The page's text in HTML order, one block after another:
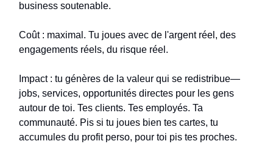
business soutenable.
Coût : maximal. Tu joues avec de l'argent réel, des
engagements réels, du risque réel.
Impact : tu génères de la valeur qui se redistribue—
jobs, services, opportunités directes pour les gens
autour de toi. Tes clients. Tes employés. Ta
communauté. Pis si tu joues bien tes cartes, tu
accumules du profit perso, pour toi pis tes proches.